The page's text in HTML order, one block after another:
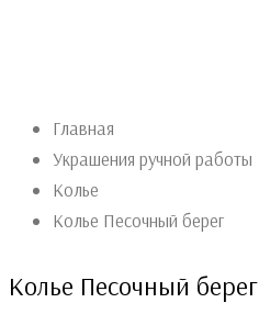
Главная
Украшения ручной работы
Колье
Колье Песочный берег
Колье Песочный берег